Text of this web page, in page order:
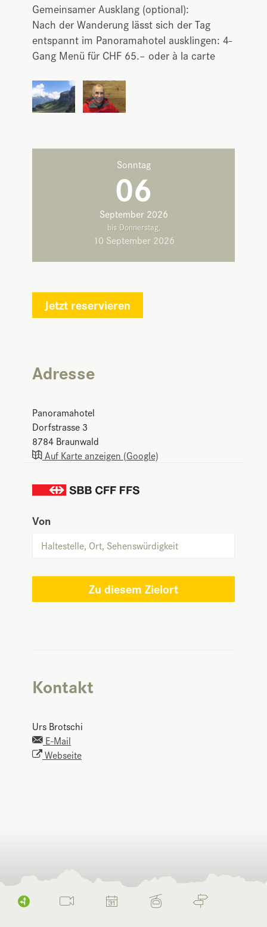
Gemeinsamer Ausklang (optional):
Nach der Wanderung lässt sich der Tag
entspannt im Panoramahotel ausklingen: 4-
Gang Menü für CHF 65.– oder à la carte
Sonntag
06
September 2026
bis Donnerstag,
10 September 2026
Jetzt reservieren
Adresse
Panoramahotel
Dorfstrasse 3
8784 Braunwald
Auf Karte anzeigen (Google)
Von
Zu diesem Zielort
Kontakt
Urs Brotschi
E-Mail
Webseite